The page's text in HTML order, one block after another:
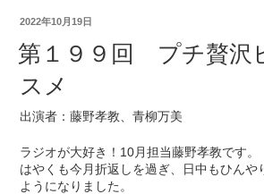
2022年10月19日
第１９９回 プチ贅沢
スメ
出演者：藤野孝教、青柳万美
ラジオが大好き！10月担当藤野孝教です。
はやくも今月折返しを過ぎ、日中もひんや
ようになりました。